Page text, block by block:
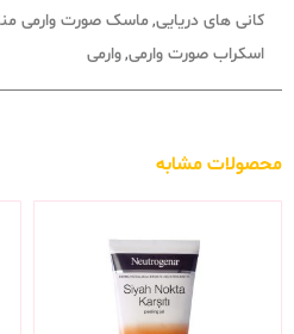
کانی های دریایی,ماسک صورت وارمی
اسکراب صورت وارمی,وارمی
محصولات مشابه